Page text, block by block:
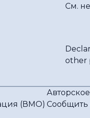
См.
other
(ВМО) Сообщить